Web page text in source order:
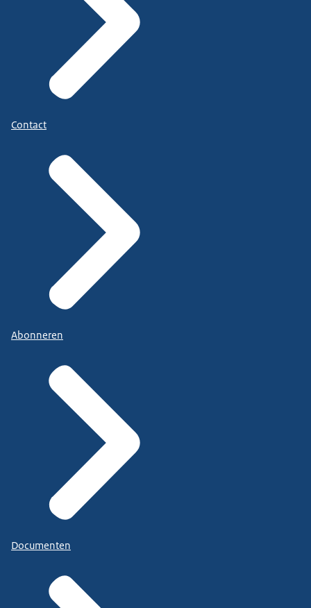
Contact
Abonneren
Documenten